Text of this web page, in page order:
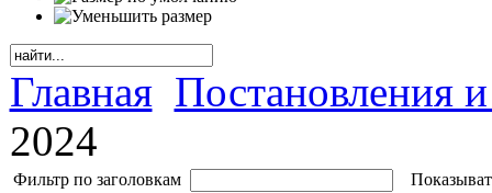
Главная Постановления
2024
Фильтр по заголовкам